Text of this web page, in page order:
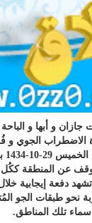
و أبها و
الاضطراب الجوي و
بمشيئة الله.
عن المنطقة ككُل
دفعة إيجابية
نحو طبقات الجو
سماء تلك المناطق.